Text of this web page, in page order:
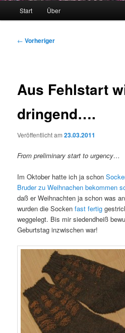
Start Über
Beitragsnavigation
← Vorheriger
Aus Fehlstart
dringend….
Veröffentlicht am23.03.2011
From preliminary start to urgency…
Im Oktober hatte ich ja schon
Bruder zu Weihnachen bekommen
daß er Weihnachten ja schon was
wurden die Sockenfast fertig
weggelegt. Bis mir siedendheiß
Geburtstag inzwischen war!